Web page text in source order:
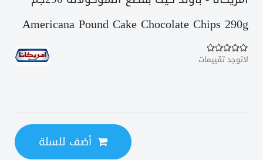
Americana Pound Cake Chocolate Chips 290g
لاتوجد تقييمات
أضف للسلة